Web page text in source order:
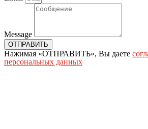
Message
ОТПРАВИТЬ
Нажимая «ОТПРАВИТЬ», Вы даете
персональных данных